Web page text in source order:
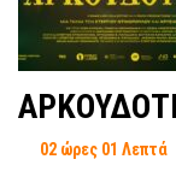
02 ώρες 01 Λεπτά